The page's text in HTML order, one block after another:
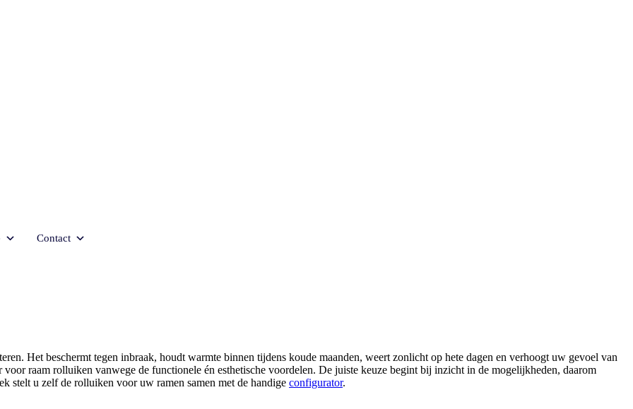
Contact
Het beschermt tegen inbraak, houdt warmte binnen tijdens koude maanden, weert zonlicht op hete dagen en verhoogt uw gevoel van
raam rolluiken vanwege de functionele én esthetische voordelen. De juiste keuze begint bij inzicht in de mogelijkheden, daarom
stelt u zelf de rolluiken voor uw ramen samen met de handige configurator.